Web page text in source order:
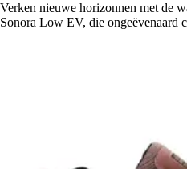
Verken nieuwe horizonnen met de
Sonora Low EV, die ongeëvenaard